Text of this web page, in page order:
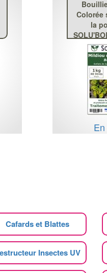
Colorée
la
Cafards et Blattes
Insectes UV